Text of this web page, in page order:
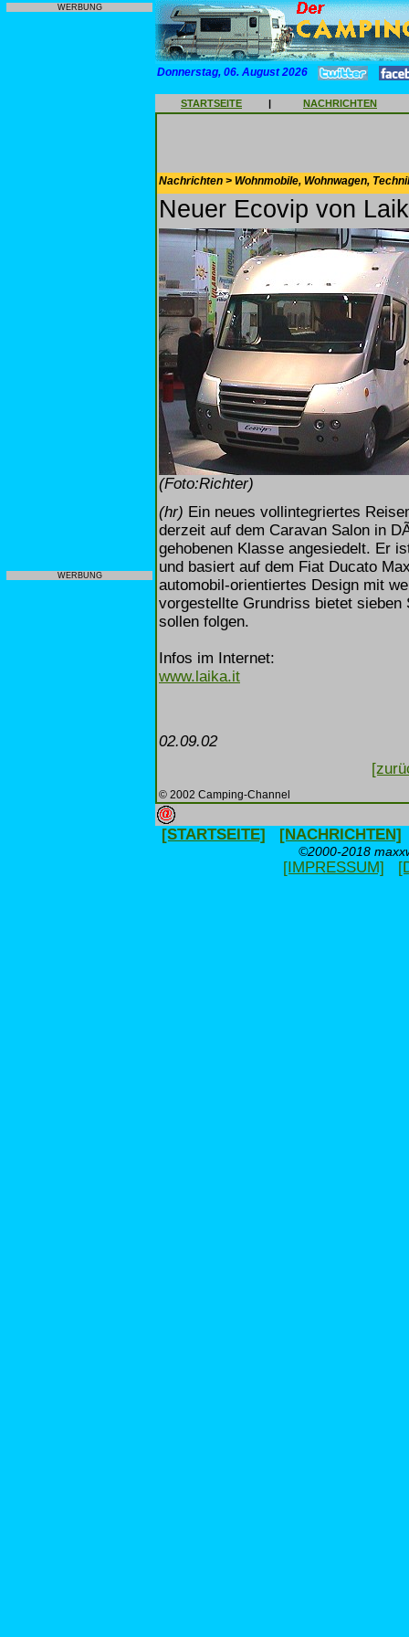
WERBUNG
WERBUNG
Donnerstag, 06. August 2026
STARTSEITE | NACHRICHTEN
Nachrichten > Wohnmobile, Wohnwagen,
Neuer Ecovip von
(Foto:Richter)
(hr) Ein neues vollintegriertes
derzeit auf dem Caravan Salon in
gehobenen Klasse angesiedelt. Er
und basiert auf dem Fiat Ducato
automobil-orientiertes Design mit
vorgestellte Grundriss bietet
sollen folgen.
Infos im Internet:
www.laika.it
02.09.02
© 2002 Camping-Channel
[STARTSEITE] [NACHRICHTEN]
©2000-2018
[IMPRESSUM]